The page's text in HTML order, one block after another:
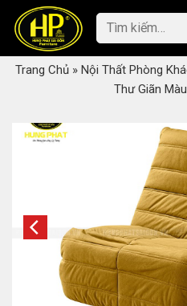
content
Tìm
kiếm:
Trang Chủ» Nội Thất Phòng
Thư Giãn